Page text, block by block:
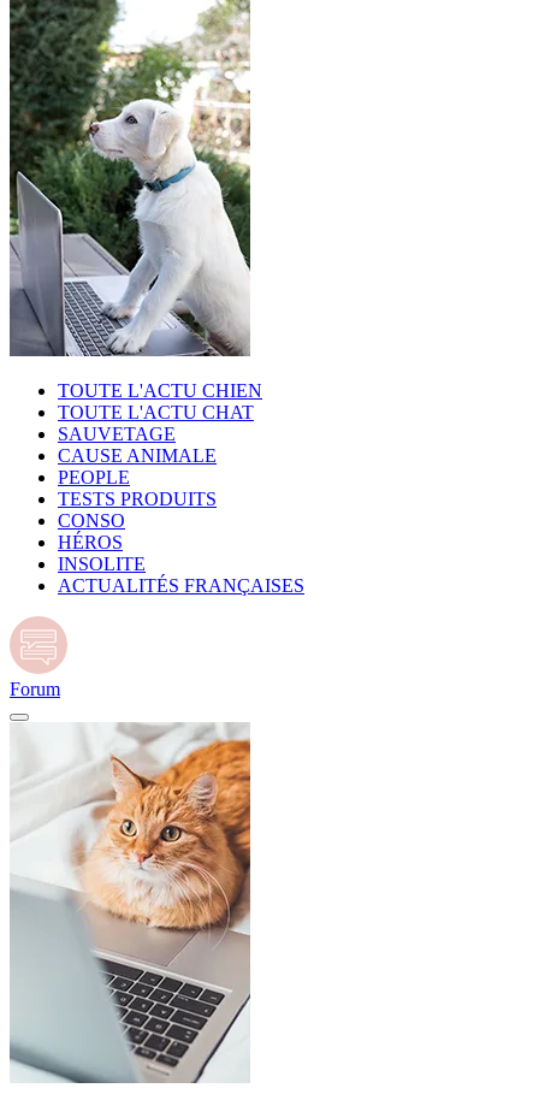
TOUTE L'ACTU CHIEN
TOUTE L'ACTU CHAT
SAUVETAGE
CAUSE ANIMALE
PEOPLE
TESTS PRODUITS
CONSO
HÉROS
INSOLITE
ACTUALITÉS FRANÇAISES
Forum